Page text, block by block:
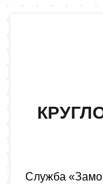
Служба